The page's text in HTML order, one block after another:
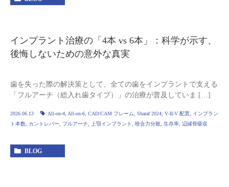
インプラント治療の「4本 vs 6本」：科学が示す、
後悔しないための意外な真実
歯を失った際の解決策として、全ての歯をインプラントで支える
「フルアーチ（総入れ歯タイプ）」の治療が普及していま […]
2026.06.13 All‑on‑4 All‑on‑6 CAD/CAM フレーム Sharaf 2024 V‑II‑V 配置
インプラン
ト本数
カントレバー フルアーチ 上顎インプラント 咬合力分散 生存率 辺縁骨吸収
BLOG